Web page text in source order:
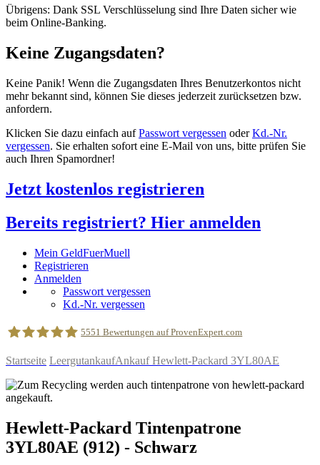
Übrigens: Dank SSL Verschlüsselung sind Ihre Daten sicher wie
beim Online-Banking.
Keine Zugangsdaten?
Keine Panik! Wenn die Zugangsdaten Ihres Benutzerkontos nicht
mehr bekannt sind, können Sie dieses jederzeit zurücksetzen bzw.
anfordern.
Klicken Sie dazu einfach aufPasswort vergessen oderKd.-Nr.
vergessen. Sie erhalten sofort eine E-Mail von uns, bitte prüfen Sie
auch Ihren Spamordner!
Jetzt kostenlos registrieren
Bereits registriert? Hier anmelden
Mein GeldFuerMuell
Registrieren
Anmelden
Passwort vergessen
Kd.-Nr. vergessen
5551 Bewertungen auf ProvenExpert.com
Startseite LeergutankaufAnkauf Hewlett-Packard 3YL80AE
Hewlett-Packard Tintenpatrone
3YL80AE (912) - Schwarz